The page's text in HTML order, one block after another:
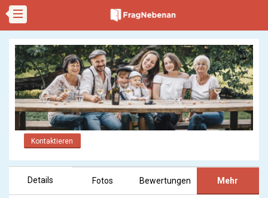
Kontaktieren
Details Fotos Bewertungen Mehr